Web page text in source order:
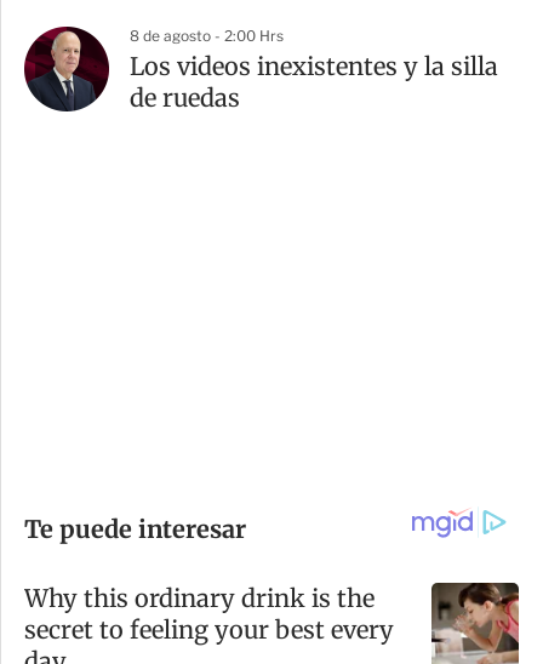
8 de agosto - 2:00 Hrs
Los videos inexistentes y la silla
de ruedas